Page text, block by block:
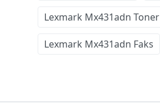
Lexmark Mx431adn Toner
Lexmark Mx431adn Faks